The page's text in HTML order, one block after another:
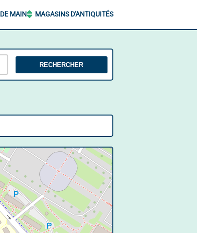
MAIN MAGASINS D'ANTIQUITÉS
RECHERCHER